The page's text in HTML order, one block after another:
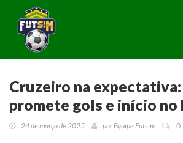
Cruzeiro na
promete gols e início no
24 de março de 2025 por Equipe Futsim 0